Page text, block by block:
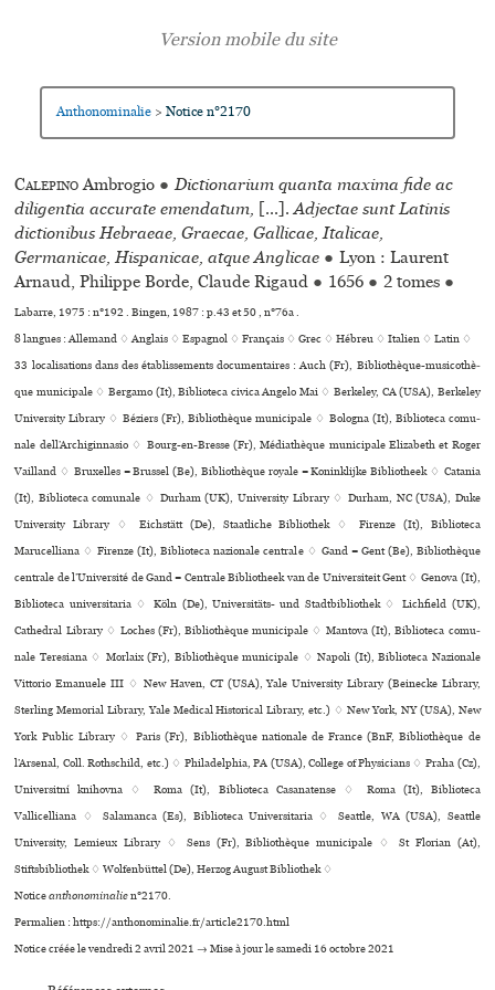
Anthonominalie > Notice n°2170
CalepinoAmbrogio ● Dictionarium quanta maxima fide ac
diligentia accurate emendatum, [...].Adjectae sunt Latinis
dictionibus Hebraeae, Graecae, Gallicae, Italicae,
Germanicae, Hispanicae, atque Anglicae ● Lyon : Laurent
Arnaud, Philippe Borde, Claude Rigaud ● 1656 ● 2 tomes ●
Labarre, 1975 : n°192 . Bingen, 1987 : p.43 et 50 , n°76a .
8 langues :Allemand ♢Anglais ♢Espagnol ♢Français ♢Grec ♢Hébreu ♢Italien ♢Latin ♢
33 localisations dans des établissements documentaires : Auch (Fr), Bibliothèque-musi­co­thè­
que muni­ci­pale ♢ Bergamo (It), Biblioteca civica Angelo Mai ♢ Berkeley, CA (USA), Berkeley
University Library ♢ Béziers (Fr), Bibliothèque muni­ci­pale ♢ Bologna (It), Biblioteca comu­
nale dell’Archiginnasio ♢ Bourg-en-Bresse (Fr), Médiathèque muni­ci­pale Elizabeth et Roger
Vailland ♢ Bruxelles = Brussel (Be), Bibliothèque royale = Koninklijke Bibliotheek ♢ Catania
(It), Biblioteca comunale ♢ Durham (UK), University Library ♢ Durham, NC (USA), Duke
University Library ♢ Eichstätt (De), Staatliche Bibliothek ♢ Firenze (It), Biblioteca
Marucelliana ♢ Firenze (It), Biblioteca nazio­nale cen­trale ♢ Gand = Gent (Be), Bibliothèque
centrale de l’Université de Gand = Centrale Bibliotheek van de Universiteit Gent ♢ Genova (It),
Biblioteca uni­ver­si­ta­ria ♢ Köln (De), Universitäts- und Stadtbibliothek ♢ Lichfield (UK),
Cathedral Library ♢ Loches (Fr), Bibliothèque muni­ci­pale ♢ Mantova (It), Biblioteca comu­
nale Teresiana ♢ Morlaix (Fr), Bibliothèque municipale ♢ Napoli (It), Biblioteca Nazionale
Vittorio Emanuele III ♢ New Haven, CT (USA), Yale University Library (Beinecke Library,
Sterling Memorial Library, Yale Medical Historical Library, etc.) ♢ New York, NY (USA), New
York Public Library ♢ Paris (Fr), Bibliothèque nationale de France (BnF, Bibliothèque de
l’Arsenal, Coll. Rothschild, etc.) ♢ Philadelphia, PA (USA), College of Physicians ♢ Praha (Cz),
Universitní kni­hovna ♢ Roma (It), Biblioteca Casanatense ♢ Roma (It), Biblioteca
Vallicelliana ♢ Salamanca (Es), Biblioteca Universitaria ♢ Seattle, WA (USA), Seattle
University, Lemieux Library ♢ Sens (Fr), Bibliothèque muni­ci­pale ♢ St Florian (At),
Stiftsbibliothek ♢ Wolfenbüttel (De), Herzog August Bibliothek ♢
Noticeanthonominalien°2170.
Permalien : https://anthonominalie.fr/article2170.html
Notice créée le vendredi 2 avril 2021 → Mise à jour le samedi 16 octobre 2021